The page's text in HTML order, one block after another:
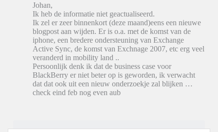
Johan,
Ik heb de informatie niet geactualiseerd.
Ik zel er zeer binnenkort (deze maand)eens een nieuwe
blogpost aan wijden. Er is o.a. met de komst van de
iphone, een bredere ondersteuning van Exchange
Active Sync, de komst van Exchnage 2007, etc erg veel
veranderd in mobility land ..
Persoonlijk denk ik dat de business case voor
BlackBerry er niet beter op is geworden, ik verwacht
dat dat ook uit een nieuw onderzoekje zal blijken …
check eind feb nog even aub